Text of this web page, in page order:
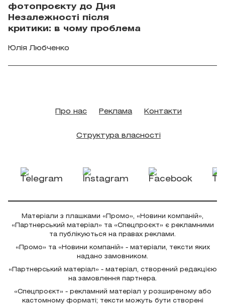
фотопроєкту до Дня
Незалежності після
критики: в чому проблема
Юлія Любченко
Про нас Реклама Контакти
Структура власності
Матеріали з плашками «Промо», «Новини компаній»,
«Партнерський матеріал» та «Спецпроєкт» є рекламними
та публікуються на правах реклами.
«Промо» та «Новини компаній» - матеріали, тексти яких
надано замовником.
«Партнерський матеріал» - матеріал, створений редакцією
на замовлення партнера.
«Спецпроєкт» - рекламний матеріал у розширеному або
кастомному форматі; тексти можуть бути створені